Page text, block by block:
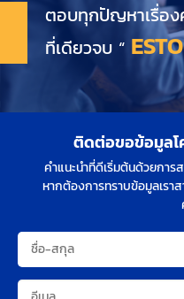
ตอบทุกปัญหาเรื่อง
ที่เดียวจบ “
ติดต่อขอข้อมูลโ
คำแนะนำที่ดีเริ่มต้นด้วยการ
หากต้องการทราบข้อมูลเรา